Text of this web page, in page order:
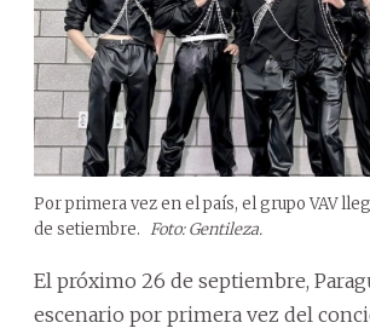
Por primera vez en el país, el grupo VAV
de setiembre. Foto: Gentileza.
El próximo 26 de septiembre,
escenario por primera vez del